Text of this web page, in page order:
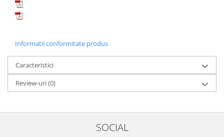
Informatii conformitate produs
Caracteristici
Review-uri(0)
SOCIAL